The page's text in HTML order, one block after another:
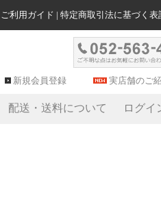
ご利用ガイド | 特定商取引法に基づく表
新規会員登録 実店舗のご
配送・送料について ログイ